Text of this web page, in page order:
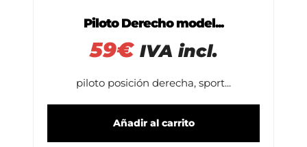
Piloto Derecho model...
59€ IVA incl.
piloto posición derecha, sport...
Añadir al carrito